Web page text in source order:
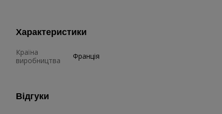
Характеристики
Країна
виробництва
Франція
Відгуки